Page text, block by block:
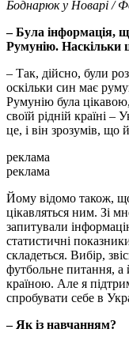
Боднарюк у Новарі /
– Була інформація,
Румунію. Наскільки
– Так, дійсно, були
оскільки син має
Румунію була
своїй рідній країні
це, і він зрозумів, що
реклама
реклама
Йому відомо також,
цікавляться ним. Зі
запитували
статистичні
складеться. Вибір,
футбольне питання, а
країною. Але я
спробувати себе в
– Як із навчанням?